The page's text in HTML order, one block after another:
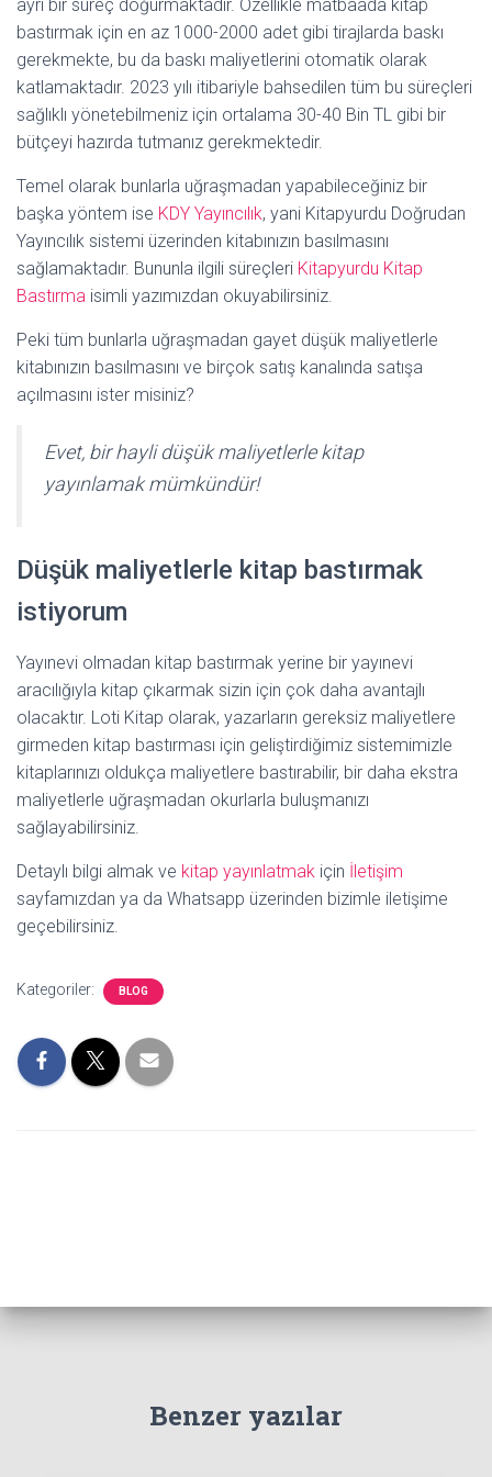
ayrı bir süreç doğurmaktadır. Özellikle matbaada kitap
bastırmak için en az 1000-2000 adet gibi tirajlarda baskı
gerekmekte, bu da baskı maliyetlerini otomatik olarak
katlamaktadır. 2023 yılı itibariyle bahsedilen tüm bu süreçleri
sağlıklı yönetebilmeniz için ortalama 30-40 Bin TL gibi bir
bütçeyi hazırda tutmanız gerekmektedir.
Temel olarak bunlarla uğraşmadan yapabileceğiniz bir
başka yöntem ise KDY Yayıncılık, yani Kitapyurdu Doğrudan
Yayıncılık sistemi üzerinden kitabınızın basılmasını
sağlamaktadır. Bununla ilgili süreçleri Kitapyurdu Kitap
Bastırma isimli yazımızdan okuyabilirsiniz.
Peki tüm bunlarla uğraşmadan gayet düşük maliyetlerle
kitabınızın basılmasını ve birçok satış kanalında satışa
açılmasını ister misiniz?
Evet, bir hayli düşük maliyetlerle kitap
yayınlamak mümkündür!
Düşük maliyetlerle kitap bastırmak
istiyorum
Yayınevi olmadan kitap bastırmak yerine bir yayınevi
aracılığıyla kitap çıkarmak sizin için çok daha avantajlı
olacaktır. Loti Kitap olarak, yazarların gereksiz maliyetlere
girmeden kitap bastırması için geliştirdiğimiz sistemimizle
kitaplarınızı oldukça maliyetlere bastırabilir, bir daha ekstra
maliyetlerle uğraşmadan okurlarla buluşmanızı
sağlayabilirsiniz.
Detaylı bilgi almak ve kitap yayınlatmak için İletişim
sayfamızdan ya da Whatsapp üzerinden bizimle iletişime
geçebilirsiniz.
Kategoriler: BLOG
Benzer yazılar